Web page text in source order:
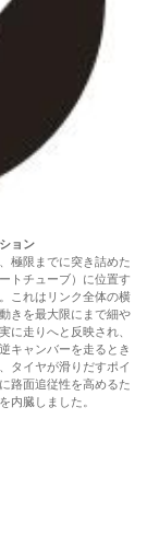
ョン
極限までに突き詰めた
トチューブ）に位置す
これはリンク全体の横
きを最大限にまで細や
に走りへと反映され、
キャンバーを走るとき
タイヤが滑りだすポイ
路面追従性を高めるた
内臓しました。